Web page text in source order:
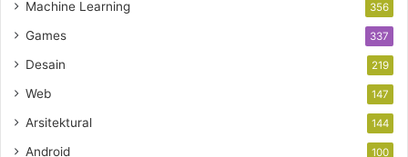
Machine Learning 356
Games 337
Desain 219
Web 147
Arsitektural 144
Android 100